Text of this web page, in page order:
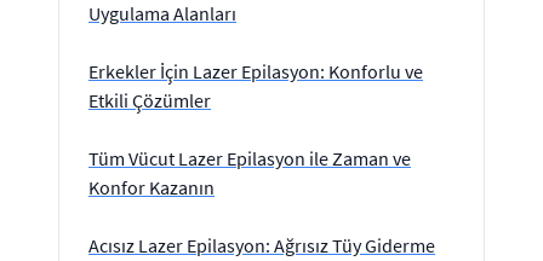
Uygulama Alanları
Erkekler İçin Lazer Epilasyon: Konforlu ve
Etkili Çözümler
Tüm Vücut Lazer Epilasyon ile Zaman ve
Konfor Kazanın
Acısız Lazer Epilasyon: Ağrısız Tüy Giderme